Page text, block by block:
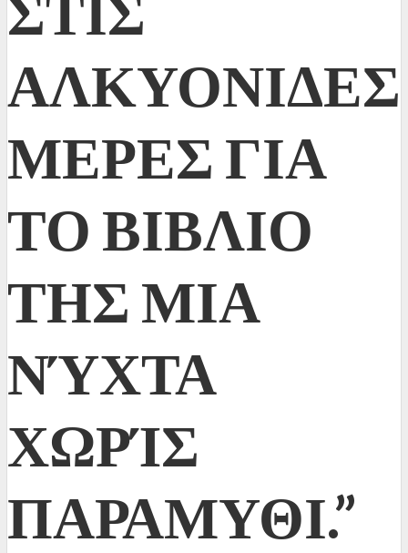
ΑΛΚΥΟΝΙΔΕΣ
ΜΕΡΕΣ ΓΙΑ
ΤΟ ΒΙΒΛΙΟ
ΤΗΣ ΜΙΑ
ΝΎΧΤΑ
ΧΩΡΊΣ
ΠΑΡΑΜΥΘΙ.”